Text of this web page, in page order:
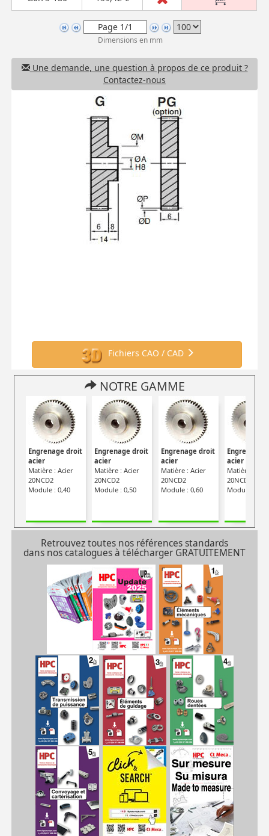
Dimensions en mm
Une demande, une question à propos de ce produit ?
Contactez-nous
Fichiers CAO / CAD
NOTRE GAMME
Engrenage droit
acier
Matière : Acier
20NCD2
Module : 0,40
Engrenage droit
acier
Matière : Acier
20NCD2
Module : 0,50
Engrenage droit
acier
Matière : Acier
20NCD2
Module : 0,60
Engrenage
acier
Matière :
20NCD2
Module : 0,70
Retrouvez toutes nos références standards
dans nos catalogues à télécharger GRATUITEMENT